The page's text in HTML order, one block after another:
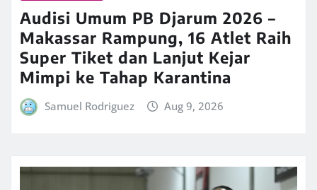
Audisi Umum PB Djarum 2026 –
Makassar Rampung, 16 Atlet Raih
Super Tiket dan Lanjut Kejar
Mimpi ke Tahap Karantina
Samuel Rodriguez Aug 9, 2026